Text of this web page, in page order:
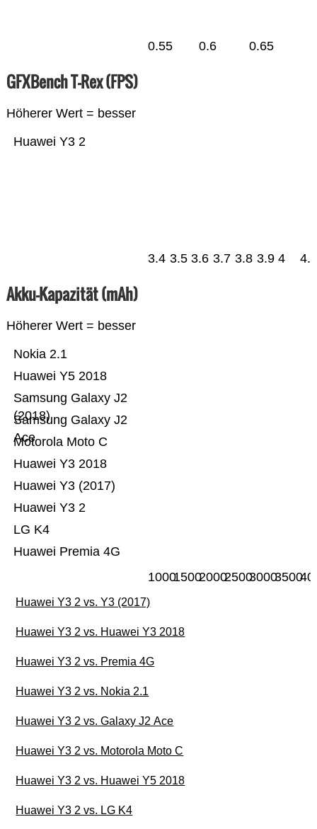
0.55 0.6 0.65
GFXBench T-Rex (FPS)
Höherer Wert = besser
Huawei Y3 2
3.4 3.5 3.6 3.7 3.8 3.9 4 4.1
Akku-Kapazität (mAh)
Höherer Wert = besser
Huawei Premia 4G
LG K4
Huawei Y3 2
Huawei Y3 (2017)
Huawei Y3 2018
Motorola Moto C
Samsung Galaxy J2
Ace
Samsung Galaxy J2
(2018)
Huawei Y5 2018
Nokia 2.1
100015002000250030003500
Huawei Y3 2 vs. Y3 (2017)
Huawei Y3 2 vs. Huawei Y3 2018
Huawei Y3 2 vs. Premia 4G
Huawei Y3 2 vs. Nokia 2.1
Huawei Y3 2 vs. Galaxy J2 Ace
Huawei Y3 2 vs. Motorola Moto C
Huawei Y3 2 vs. Huawei Y5 2018
Huawei Y3 2 vs. LG K4